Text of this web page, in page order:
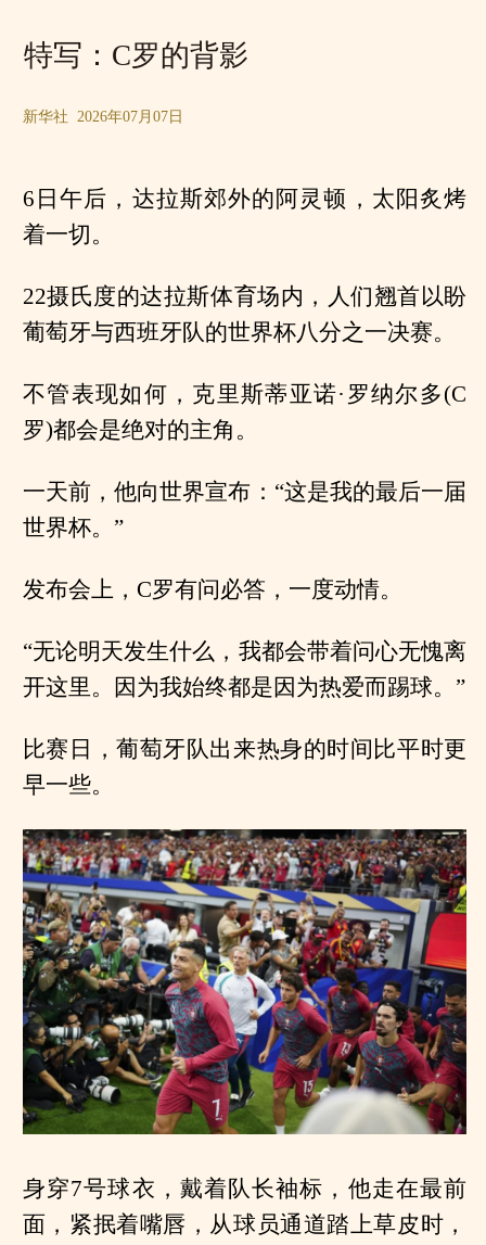
特写：C罗的背影
新华社 2026年07月07日
6日午后，达拉斯郊外的阿灵顿，太阳炙烤
着一切。
22摄氏度的达拉斯体育场内，人们翘首以盼
葡萄牙与西班牙队的世界杯八分之一决赛。
不管表现如何，克里斯蒂亚诺·罗纳尔多(C
罗)都会是绝对的主角。
一天前，他向世界宣布：“这是我的最后一届
世界杯。”
发布会上，C罗有问必答，一度动情。
“无论明天发生什么，我都会带着问心无愧离
开这里。因为我始终都是因为热爱而踢球。”
比赛日，葡萄牙队出来热身的时间比平时更
早一些。
身穿7号球衣，戴着队长袖标，他走在最前
面，紧抿着嘴唇，从球员通道踏上草皮时，